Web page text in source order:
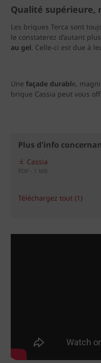
Qualité supérieure,
Les briques Terca sont
le constaterez d’autant
au gel. Celle-ci est due à
Une façade durable,
brique Cassia peut vous
Plus d'info
Cassia
PDF - 1 MB
Téléchargez tout (1)